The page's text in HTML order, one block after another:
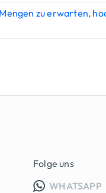
zu erwarten,
Folge uns
WHATSAPP